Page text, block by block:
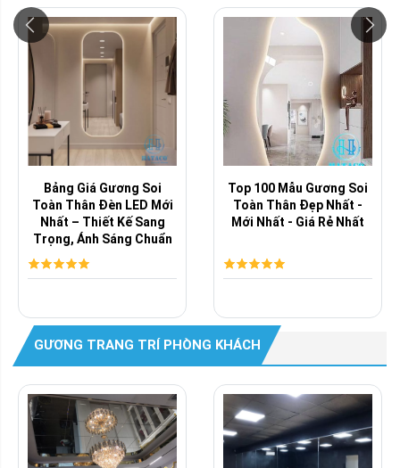
Bảng Giá Gương Soi
Toàn Thân Đèn LED Mới
Nhất – Thiết Kế Sang
Trọng, Ánh Sáng Chuẩn
Studio, Giá ...
Top 100 Mẫu Gương Soi
Toàn Thân Đẹp Nhất -
Mới Nhất - Giá Rẻ Nhất
GƯƠNG TRANG TRÍ PHÒNG KHÁCH